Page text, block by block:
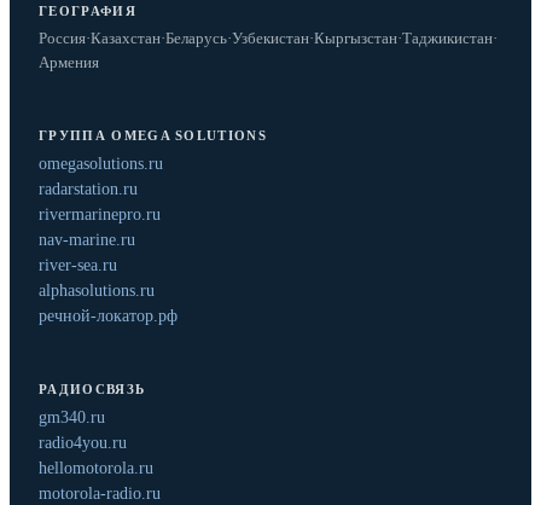
ГЕОГРАФИЯ
Россия·Казахстан·Беларусь·Узбекистан·Кыргызстан·Таджикистан·
Армения
ГРУППА OMEGA SOLUTIONS
omegasolutions.ru
radarstation.ru
rivermarinepro.ru
nav-marine.ru
river-sea.ru
alphasolutions.ru
речной-локатор.рф
РАДИОСВЯЗЬ
gm340.ru
radio4you.ru
hellomotorola.ru
motorola-radio.ru